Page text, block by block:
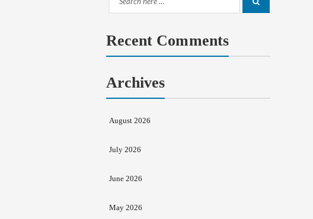
Search
Recent Comments
Archives
August 2026
July 2026
June 2026
May 2026